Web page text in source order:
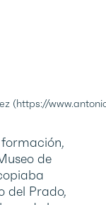
(https://
de
del Prado,